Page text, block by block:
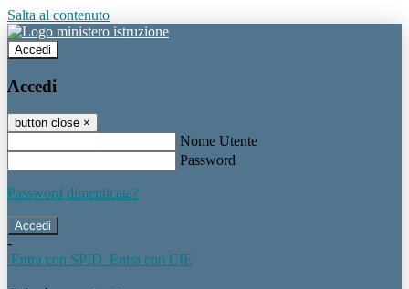
Salta al contenuto
Accedi
Accedi
button close ×
Nome Utente
Password
Password dimenticata?
-
Entra con SPID Entra con CIE